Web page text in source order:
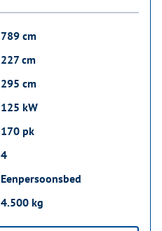
789 cm
227 cm
295 cm
125 kW
170 pk
4
Eenpersoonsbed
4.500 kg